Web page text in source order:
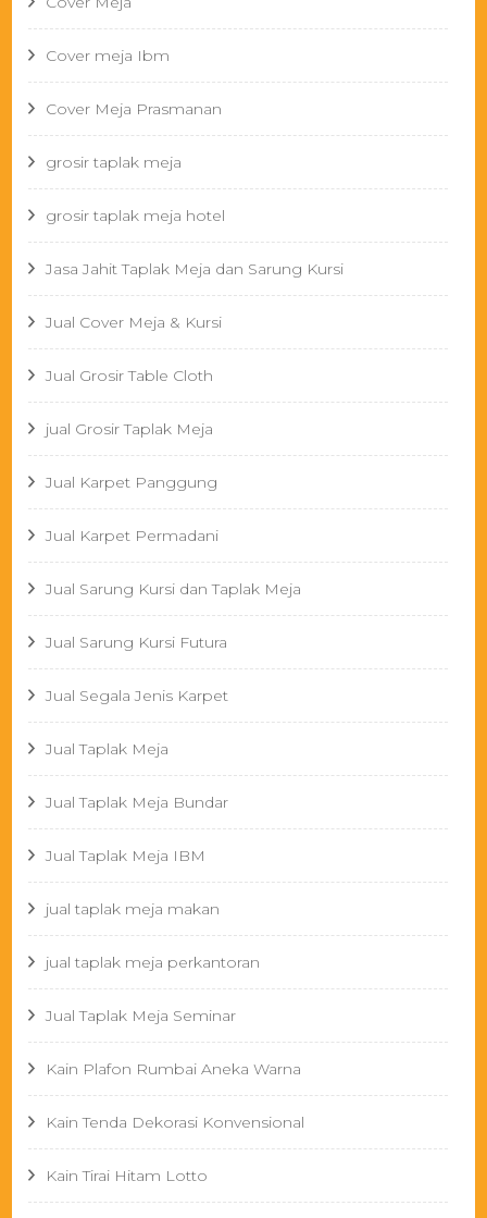
Cover meja Ibm
Cover Meja Prasmanan
grosir taplak meja
grosir taplak meja hotel
Jasa Jahit Taplak Meja dan Sarung Kursi
Jual Cover Meja & Kursi
Jual Grosir Table Cloth
jual Grosir Taplak Meja
Jual Karpet Panggung
Jual Karpet Permadani
Jual Sarung Kursi dan Taplak Meja
Jual Sarung Kursi Futura
Jual Segala Jenis Karpet
Jual Taplak Meja
Jual Taplak Meja Bundar
Jual Taplak Meja IBM
jual taplak meja makan
jual taplak meja perkantoran
Jual Taplak Meja Seminar
Kain Plafon Rumbai Aneka Warna
Kain Tenda Dekorasi Konvensional
Kain Tirai Hitam Lotto